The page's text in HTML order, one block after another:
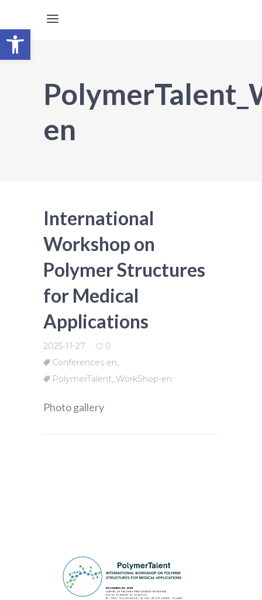
Open toolbar
en
International
Workshop on
Polymer Structures
for Medical
Applications
2025-11-27
0
Conferences en,
PolymerTalent_WorkShop-en
Photo gallery